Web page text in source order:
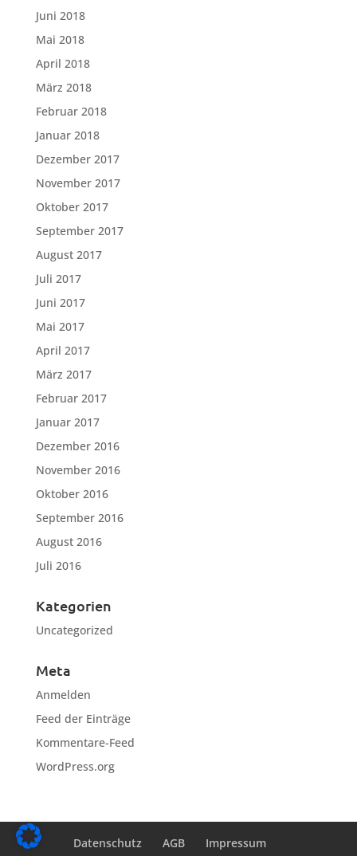
Juni 2018
Mai 2018
April 2018
März 2018
Februar 2018
Januar 2018
Dezember 2017
November 2017
Oktober 2017
September 2017
August 2017
Juli 2017
Juni 2017
Mai 2017
April 2017
März 2017
Februar 2017
Januar 2017
Dezember 2016
November 2016
Oktober 2016
September 2016
August 2016
Juli 2016
Kategorien
Uncategorized
Meta
Anmelden
Feed der Einträge
Kommentare-Feed
WordPress.org
Datenschutz AGB Impressum